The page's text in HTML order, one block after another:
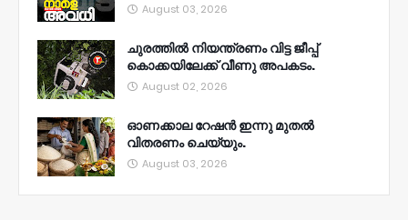
August 03, 2026
ചുരത്തിൽ നിയന്ത്രണം വിട്ട ജീപ്പ്
കൊക്കയിലേക്ക് വീണു അപകടം.
August 02, 2026
ഓണക്കാല റേഷൻ ഇന്നു മുതല്‍
വിതരണം ചെയ്യും.
August 03, 2026